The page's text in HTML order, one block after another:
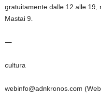
gratuitamente dalle 12 alle 19,
Mastai 9.
—
cultura
webinfo@adnkronos.com